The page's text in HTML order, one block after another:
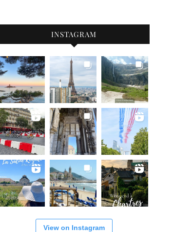
INSTAGRAM
View on Instagram